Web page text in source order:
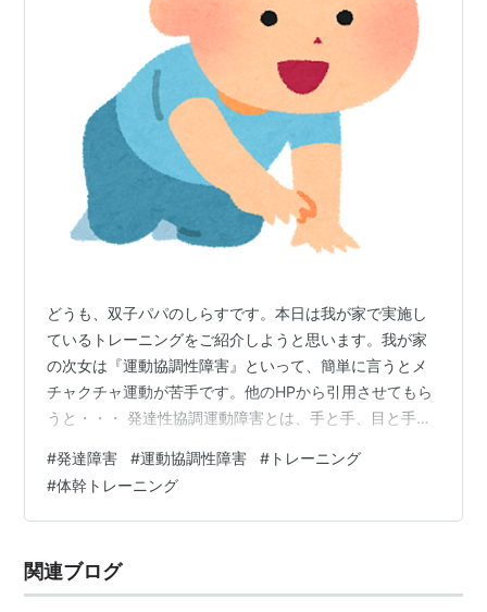
どうも、双子パパのしらすです。本日は我が家で実施し
ているトレーニングをご紹介しようと思います。我が家
の次女は『運動協調性障害』といって、簡単に言うとメ
チャクチャ運動が苦手です。他のHPから引用させてもら
うと・・・ 発達性協調運動障害とは、手と手、目と手、
しく困難な障害です。 発達性協調運動障害とは？ただ不
器用なだけではない？症状、困りごと、相談先、家庭で
の対応まとめ【専門家監修】【LITALICO発達ナビ】 とい
りはできるようになってきたものの、片足立ちとかはま
だできません。 なので、療育に通っ…
#発達障害 #運動協調性障害 # トレーニング
#体幹トレーニング
関連ブログ